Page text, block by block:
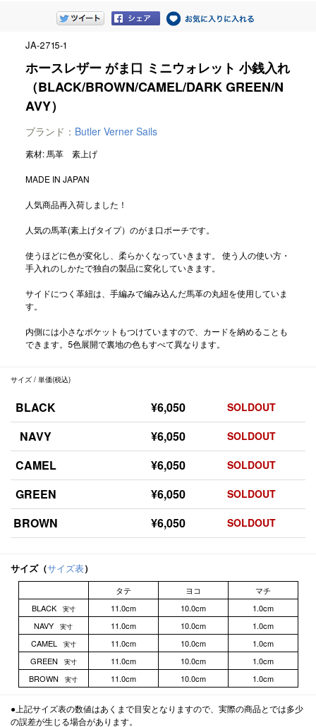
JA-2715-1
ホースレザー がま口 ミニウォレット 小銭入れ
（BLACK/BROWN/CAMEL/DARK GREEN/N
AVY）
ブランド： Butler Verner Sails
素材: 馬革 素上げ
MADE IN JAPAN
人気商品再入荷しました！
人気の馬革(素上げタイプ）のがま口ポーチです。
使うほどに色が変化し、柔らかくなっていきます。 使う人の使い方・
手入れのしかたで独自の製品に変化していきます。
サイドにつく革紐は、手編みで編み込んだ馬革の丸紐を使用していま
す。
内側には小さなポケットもつけていますので、カードを納めることも
できます。5色展開で裏地の色もすべて異なります。
サイズ / 単価(税込)
BLACK ¥6,050 SOLDOUT
NAVY ¥6,050 SOLDOUT
CAMEL ¥6,050 SOLDOUT
GREEN ¥6,050 SOLDOUT
BROWN ¥6,050 SOLDOUT
サイズ（サイズ表）
タテ ヨコ
マチ
BLACK実寸 11.0cm 10.0cm
1.0cm
NAVY 実寸 11.0cm 10.0cm
1.0cm
CAMEL 実寸 11.0cm 10.0cm
1.0cm
GREEN 実寸 11.0cm 10.0cm
1.0cm
BROWN 実寸 11.0cm 10.0cm 1.0cm
●上記サイズ表の数値はあくまで目安となりますので、実際の商品とでは多少
の誤差が生じる場合があります。